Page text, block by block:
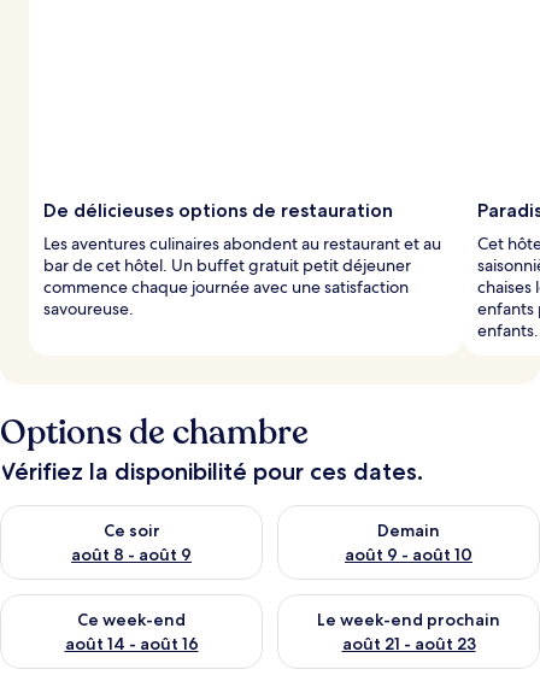
De délicieuses options de restauration
Les aventures culinaires abondent au restaurant et au
bar de cet hôtel. Un buffet gratuit petit déjeuner
commence chaque journée avec une satisfaction
savoureuse.
Cet
chaises
enfants
enfants.
Options de chambre
Vérifiez la disponibilité pour ces dates.
Ce soir
août 8 - août 9
Vérifier la disponibilité pour ce soir août 8 - août 9
Demain
août 9 - août 10
Vérifier la disponibilité pour
Ce week-end
août 14 - août 16
Vérifier la disponibilité pour ce week-end août 14 - août 16
Le week-end prochain
août 21 - août 23
Vérifier la disponibilité pour